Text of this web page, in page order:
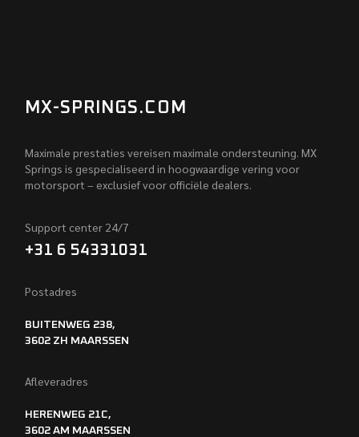
MX-SPRINGS.COM
Maximale prestaties vereisen maximale ondersteuning. MX
Springs is gespecialiseerd in hoogwaardige vering voor
motorsport – exclusief voor officiële dealers.
Support center 24/7
+31 6 54331031
Postadres
BUITENWEG 238,
3602 ZH MAARSSEN
Afleveradres
HERENWEG 21C,
3602 AM MAARSSEN